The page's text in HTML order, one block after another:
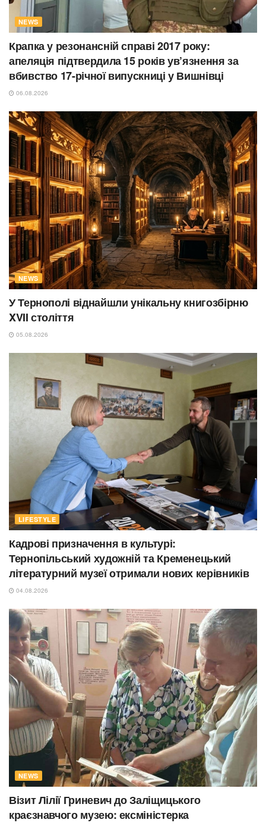
NEWS
Крапка у резонансній справі 2017 року:
апеляція підтвердила 15 років ув’язнення за
вбивство 17-річної випускниці у Вишнівці
06.08.2026
NEWS
У Тернополі віднайшли унікальну книгозбірню
XVII століття
05.08.2026
LIFESTYLE
Кадрові призначення в культурі:
Тернопільський художній та Кременецький
літературний музеї отримали нових керівників
04.08.2026
NEWS
Візит Лілії Гриневич до Заліщицького
краєзнавчого музею: ексміністерка